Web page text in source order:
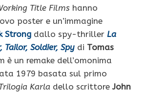
Title Films hanno
poster e un’immagine
Strong dallo spy-thriller La
Tailor, Soldier, Spy di Tomas
è un remake dell’omonima
1979 basata sul primo
Karla dello scrittore John